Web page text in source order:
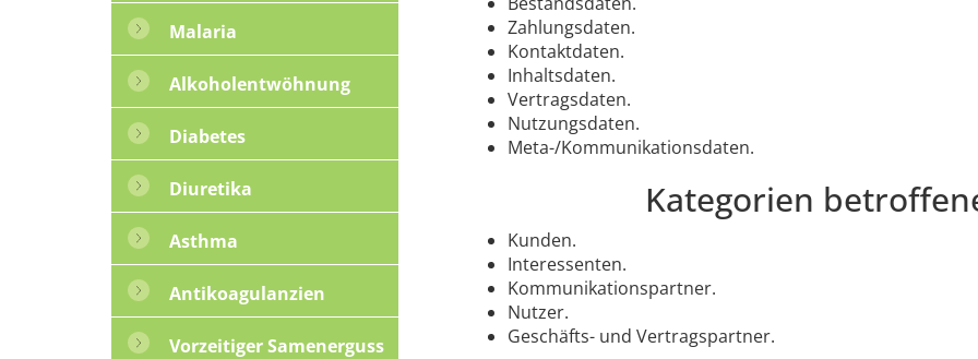
Malaria
Alkoholentwöhnung
Diabetes
Diuretika
Asthma
Antikoagulanzien
Vorzeitiger Samenerguss
Zahlungsdaten.
Kontaktdaten.
Inhaltsdaten.
Vertragsdaten.
Nutzungsdaten.
Meta-/Kommunikationsdaten.
Kategorien
Kunden.
Interessenten.
Kommunikationspartner.
Nutzer.
Geschäfts- und Vertragspartner.